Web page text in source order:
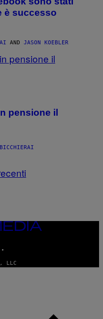
è successo
AND JASON KOEBLER
pensione il
LLC